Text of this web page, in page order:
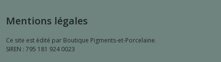
Mentions légales
Ce site est édité par Boutique Pigments-et-Porcelaine.
SIREN : 795 181 924 0023